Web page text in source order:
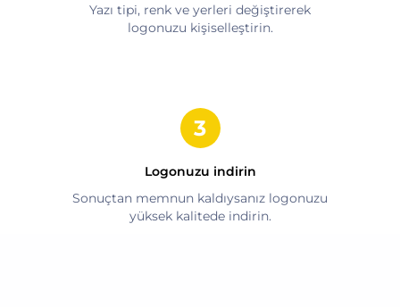
Yazı tipi, renk ve yerleri değiştirerek
logonuzu kişiselleştirin.
Logonuzu indirin
Sonuçtan memnun kaldıysanız logonuzu
yüksek kalitede indirin.